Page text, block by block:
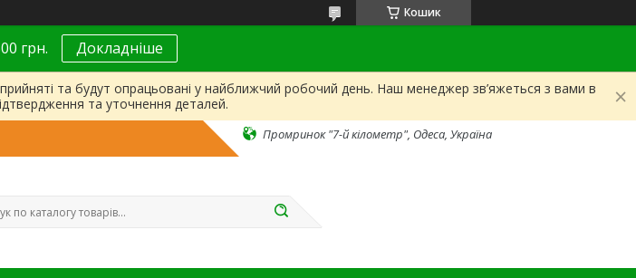
Кошик
грн. Докладніше
та будут опрацьовані у найближчий робочий день. Наш менеджер зв’яжеться з вами в
та уточнення деталей.
Промринок "7-й кілометр", Одеса, Україна